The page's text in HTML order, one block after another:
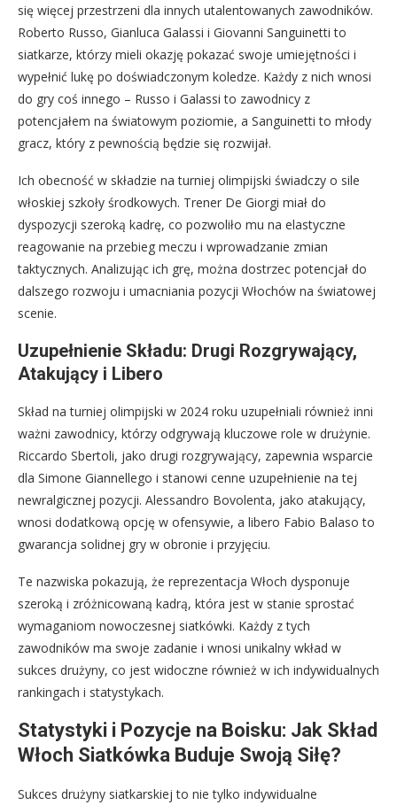
się więcej przestrzeni dla innych utalentowanych zawodników.
Roberto Russo, Gianluca Galassi i Giovanni Sanguinetti to
siatkarze, którzy mieli okazję pokazać swoje umiejętności i
wypełnić lukę po doświadczonym koledze. Każdy z nich wnosi
do gry coś innego – Russo i Galassi to zawodnicy z
potencjałem na światowym poziomie, a Sanguinetti to młody
gracz, który z pewnością będzie się rozwijał.
Ich obecność w składzie na turniej olimpijski świadczy o sile
włoskiej szkoły środkowych. Trener De Giorgi miał do
dyspozycji szeroką kadrę, co pozwoliło mu na elastyczne
reagowanie na przebieg meczu i wprowadzanie zmian
taktycznych. Analizując ich grę, można dostrzec potencjał do
dalszego rozwoju i umacniania pozycji Włochów na światowej
scenie.
Uzupełnienie Składu: Drugi Rozgrywający,
Atakujący i Libero
Skład na turniej olimpijski w 2024 roku uzupełniali również inni
ważni zawodnicy, którzy odgrywają kluczowe role w drużynie.
Riccardo Sbertoli, jako drugi rozgrywający, zapewnia wsparcie
dla Simone Giannellego i stanowi cenne uzupełnienie na tej
newralgicznej pozycji. Alessandro Bovolenta, jako atakujący,
wnosi dodatkową opcję w ofensywie, a libero Fabio Balaso to
gwarancja solidnej gry w obronie i przyjęciu.
Te nazwiska pokazują, że reprezentacja Włoch dysponuje
szeroką i zróżnicowaną kadrą, która jest w stanie sprostać
wymaganiom nowoczesnej siatkówki. Każdy z tych
zawodników ma swoje zadanie i wnosi unikalny wkład w
sukces drużyny, co jest widoczne również w ich indywidualnych
rankingach i statystykach.
Statystyki i Pozycje na Boisku: Jak Skład
Włoch Siatkówka Buduje Swoją Siłę?
Sukces drużyny siatkarskiej to nie tylko indywidualne